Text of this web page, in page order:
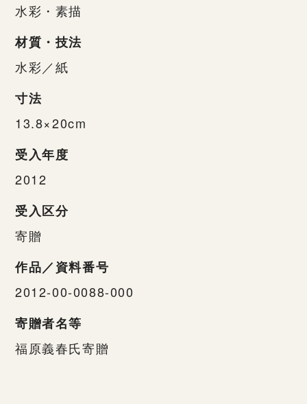
水彩・素描
材質・技法
水彩／紙
寸法
13.8×20cm
受入年度
2012
受入区分
寄贈
作品／資料番号
2012-00-0088-000
寄贈者名等
福原義春氏寄贈